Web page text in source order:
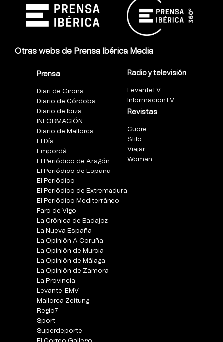
Otras webs de Prensa Ibérica Media
Prensa
Diari de Girona
Diario de Córdoba
Diario de Ibiza
INFORMACIÓN
Diario de Mallorca
El Día
Empordà
El Periódico de Aragón
El Periódico de España
El Periódico
El Periódico de Extremadura
El Periódico Mediterráneo
Faro de Vigo
La Crónica de Badajoz
La Nueva España
La Opinión A Coruña
La Opinión de Murcia
La Opinión de Málaga
La Opinión de Zamora
La Provincia
Levante-EMV
Mallorca Zeitung
Regio7
Sport
Superdeporte
Radio y televisión
LevanteTV
InformacionTV
Revistas
Cuore
Stilo
Viajar
Woman